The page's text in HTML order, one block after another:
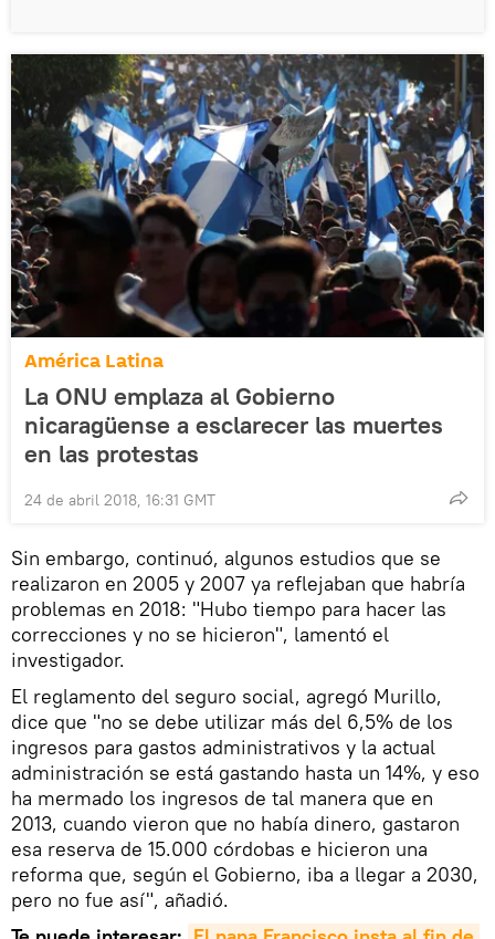
América Latina
La ONU emplaza al Gobierno
nicaragüense a esclarecer las muertes
en las protestas
24 de abril 2018, 16:31 GMT
Sin embargo, continuó, algunos estudios que se
realizaron en 2005 y 2007 ya reflejaban que habría
problemas en 2018: "Hubo tiempo para hacer las
correcciones y no se hicieron", lamentó el
investigador.
El reglamento del seguro social, agregó Murillo,
dice que "no se debe utilizar más del 6,5% de los
ingresos para gastos administrativos y la actual
administración se está gastando hasta un 14%, y eso
ha mermado los ingresos de tal manera que en
2013, cuando vieron que no había dinero, gastaron
esa reserva de 15.000 córdobas e hicieron una
reforma que, según el Gobierno, iba a llegar a 2030,
pero no fue así", añadió.